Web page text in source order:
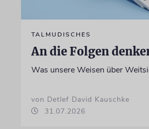
TALMUDISCHES
An die Folgen
Was unsere Weisen über
von Detlef David Kauschke
31.07.2026